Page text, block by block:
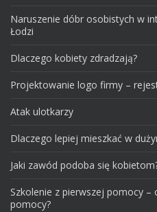
Naruszenie dóbr osobistych w
Łodzi
Dlaczego kobiety zdradzają?
Projektowanie logo firmy –
Atak ulotkarzy
Dlaczego lepiej mieszkać w
Jaki zawód podoba się
Szkolenie z pierwszej pomocy –
pomocy?